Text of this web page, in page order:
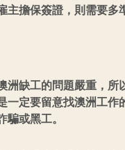
主擔保簽證，則需要多
缺工的問題嚴重，所
定要留意找澳洲工作
或黑工。